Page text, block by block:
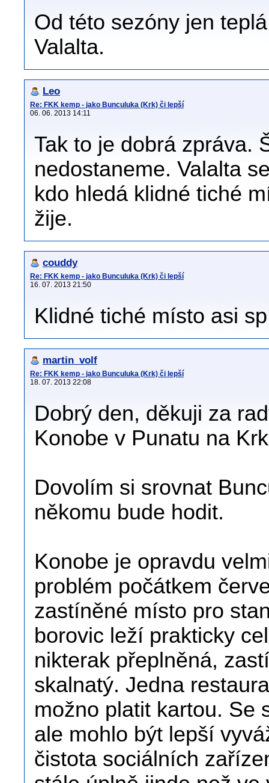
Od této sezóny jen
Valalta.
Leo
Re: FKK kemp - jako Bunculuka (Krk) či lepší
06. 06. 2013 14:11
Tak to je dobrá zpráva.
nedostaneme. Valalta
kdo hledá klidné tiché
žije.
couddy
Re: FKK kemp - jako Bunculuka (Krk) či lepší
16. 07. 2013 21:50
Klidné tiché místo asi
martin_volf
Re: FKK kemp - jako Bunculuka (Krk) či lepší
18. 07. 2013 22:08
Dobrý den, děkuji za
Konobe v Punatu na
Dovolím si srovnat
někomu bude hodit.
Konobe je opravdu
problém počátkem
zastíněné místo pro
borovic leží prakticky
nikterak přeplněná,
skalnatý. Jedna
možno platit kartou. Se
ale mohlo být lepší
čistota sociálních